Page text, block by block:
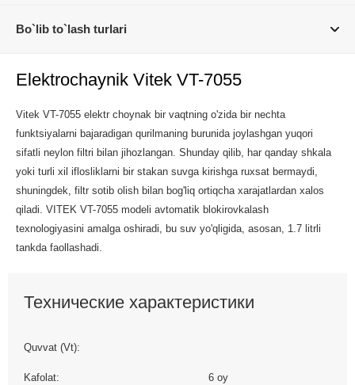
Bo`lib to`lash turlari
Elektrochaynik Vitek VT-7055
Vitek VT-7055 elektr choynak bir vaqtning o'zida bir nechta
funktsiyalarni bajaradigan qurilmaning burunida joylashgan yuqori
sifatli neylon filtri bilan jihozlangan. Shunday qilib, har qanday shkala
yoki turli xil iflosliklarni bir stakan suvga kirishga ruxsat bermaydi,
shuningdek, filtr sotib olish bilan bog'liq ortiqcha xarajatlardan xalos
qiladi. VITEK VT-7055 modeli avtomatik blokirovkalash
texnologiyasini amalga oshiradi, bu suv yo'qligida, asosan, 1.7 litrli
tankda faollashadi.
Технические характеристики
Quvvat (Vt):
Kafolat: 6 oy